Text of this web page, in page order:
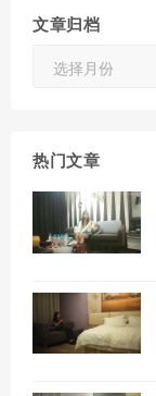
文章归档
热门文章